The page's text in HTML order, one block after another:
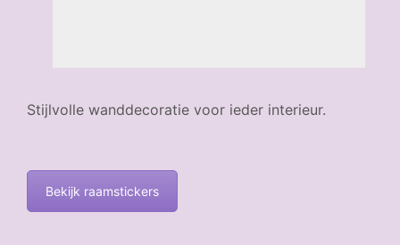
Stijlvolle wanddecoratie voor ieder interieur.
Bekijk raamstickers